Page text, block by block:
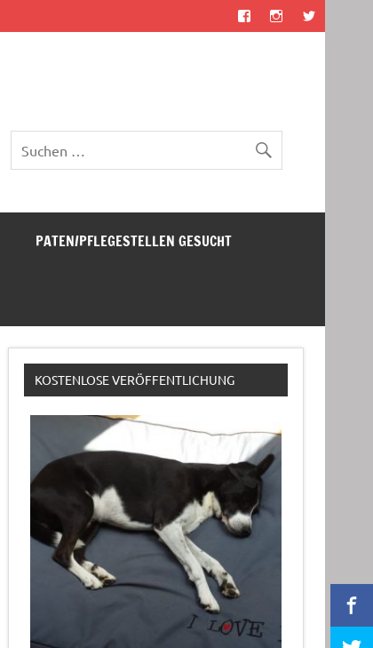
PATEN/PFLEGESTELLEN GESUCHT
KOSTENLOSE VERÖFFENTLICHUNG